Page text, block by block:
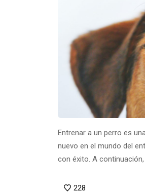
Entrenar a un perro es
nuevo en el mundo del
con éxito. A
228